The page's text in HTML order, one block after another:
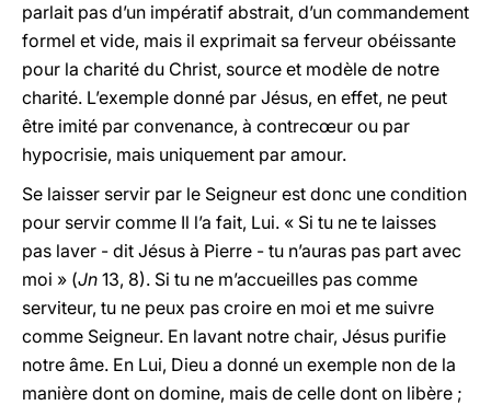
parlait pas d’un impératif abstrait, d’un commandement
formel et vide, mais il exprimait sa ferveur obéissante
pour la charité du Christ, source et modèle de notre
charité. L’exemple donné par Jésus, en effet, ne peut
être imité par convenance, à contrecœur ou par
hypocrisie, mais uniquement par amour.
Se laisser servir par le Seigneur est donc une condition
pour servir comme Il l’a fait, Lui. « Si tu ne te laisses
pas laver - dit Jésus à Pierre - tu n’auras pas part avec
moi » (Jn 13, 8). Si tu ne m’accueilles pas comme
serviteur, tu ne peux pas croire en moi et me suivre
comme Seigneur. En lavant notre chair, Jésus purifie
notre âme. En Lui, Dieu a donné un exemple non de la
manière dont on domine, mais de celle dont on libère ;